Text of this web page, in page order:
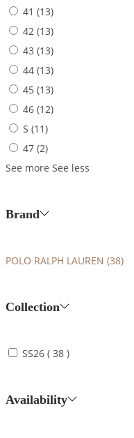
41 (13)
42 (13)
43 (13)
44 (13)
45 (13)
46 (12)
S (11)
47 (2)
See more See less
Brand
POLO RALPH LAUREN (38)
Collection
SS26 ( 38 )
Availability